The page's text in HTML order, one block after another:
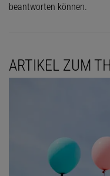
beantworten können.
ARTIKEL ZUM